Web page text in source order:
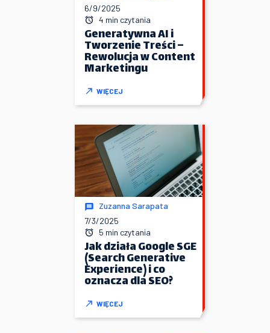
6/9/2025
4 min czytania
Generatywna AI i
Tworzenie Treści –
Rewolucja w Content
Marketingu
WIĘCEJ
Zuzanna Sarapata
7/3/2025
5 min czytania
Jak działa Google SGE
(Search Generative
Experience) i co
oznacza dla SEO?
WIĘCEJ